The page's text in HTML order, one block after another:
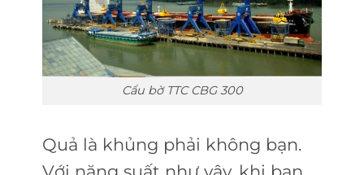
Cẩu bờ TTC CBG 300
Quả là khủng phải không bạn.